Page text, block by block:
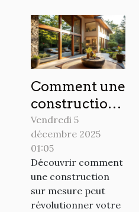
Comment une
construction
sur mesure
peut
transformer
votre
quotidien ?
Vendredi 5
décembre 2025
01:05
Découvrir comment
une construction
sur mesure peut
révolutionner votre